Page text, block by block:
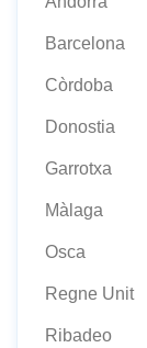
Barcelona
Còrdoba
Donostia
Garrotxa
Màlaga
Osca
Regne Unit
Ribadeo